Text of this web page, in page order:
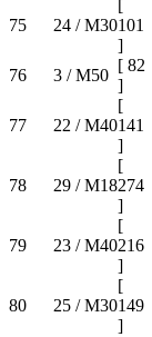
75 24 / M30
[
101
]
76 3 / M50
[ 82
]
77 22 / M40
[
141
]
78 29 / M18
[
274
]
79 23 / M40
[
216
]
80 25 / M30
[
149
]